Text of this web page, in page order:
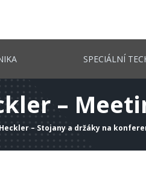
SPECIÁLNÍ
–
Heckler – Stojany a držáky na